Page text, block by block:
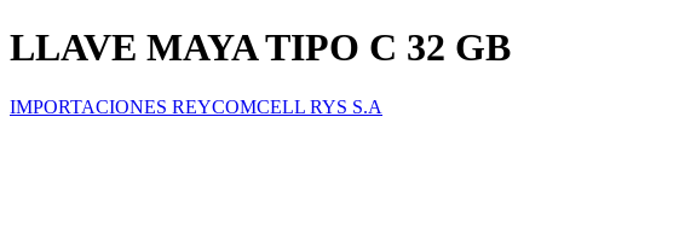
LLAVE MAYA TIPO C 32 GB
IMPORTACIONES REYCOMCELL RYS S.A